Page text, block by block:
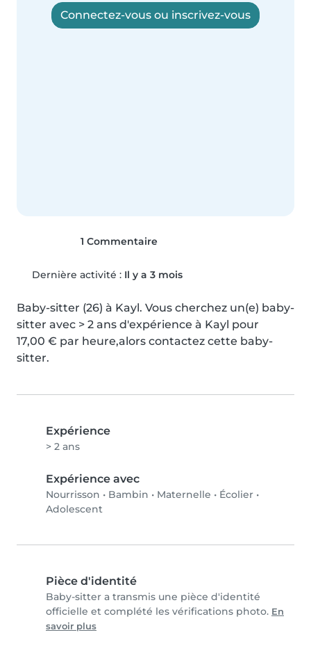
Connectez-vous ou inscrivez-vous
1 Commentaire
Dernière activité : Il y a 3 mois
Baby-sitter (26) à Kayl. Vous cherchez un(e) baby-
sitter avec > 2 ans d'expérience à Kayl pour
17,00 € par heure,alors contactez cette baby-
sitter.
Expérience
> 2 ans
Expérience avec
Nourrisson • Bambin • Maternelle • Écolier •
Adolescent
Pièce d'identité
Baby-sitter a transmis une pièce d'identité
officielle et complété les vérifications photo. En
savoir plus